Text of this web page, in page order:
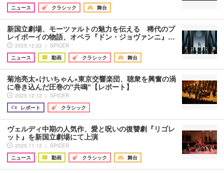
ニュース
クラシック 舞台
新国立劇場、モーツァルトの魅力を伝える 稀代のプ
レイボーイの物語、オペラ『ドン・ジョヴァンニ』…
2025.12.22 ｜ SPICER
ニュース
動画 クラシック 舞台
菊池亮太×けいちゃん×東京交響楽団、聴衆を興奮の渦
に巻き込んだ圧巻の"共鳴"【レポート】
2025.12.12 ｜ SPICER
レポート
クラシック
ヴェルディ中期の人気作、愛と呪いの復讐劇『リゴレ
ット』を新国立劇場にて上演
2025.11.12 ｜ SPICER
ニュース
動画 クラシック 舞台